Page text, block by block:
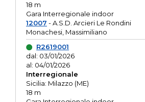
18 m
Gara Interregionale indoor
12007 - A.S.D. Arcieri Le Rondini
Monachesi, Massimiliano
R2619001
dal: 03/01/2026
al: 04/01/2026
Interregionale
Sicilia: Milazzo (ME)
18 m